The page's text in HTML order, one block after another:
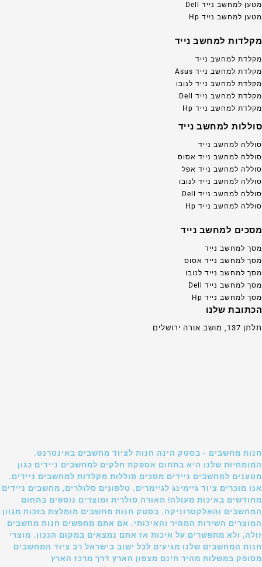
מטען למחשב נייד Dell
מטען למחשב נייד Hp
מקלדות למחשב נייד
מקלדת למחשב נייד
מקלדת למחשב נייד Asus
מקלדת למחשב נייד לנובו
מקלדת למחשב נייד Dell
מקלדת למחשב נייד Hp
סוללות למחשב נייד
סוללה למחשב נייד
סוללה למחשב נייד אסוס
סוללה למחשב נייד אפל
סוללה למחשב נייד לנובו
סוללה למחשב נייד Dell
סוללה למחשב נייד Hp
מסכים למחשב נייד
מסך למחשב נייד
מסך למחשב נייד אסוס
מסך למחשב נייד לנובו
מסך למחשב נייד Dell
מסך למחשב נייד Hp
הכתובת שלנו
תלתן 137, מושב אורה ירושלים
חנות מחשבים - בסטק הינה חנות לציוד מחשבים באינטרנט.
המומחיות שלנו היא בתחום אספקת חלקים למחשבים ניידים כגון
מטענים למחשבים ניידים מסכים סוללות מקלדות למחשבים ניידים.
אנו מוכרים ציוד גיימינג לגיימרים. טלפונים סלולרים, מחשבים ניידים
מחודשים באיכות מעולה! תאורה סולרית ומוצרים נוספים בתחום
המחשבים והאלקטרוניקה. בסטק חנות מחשבים מומלצת בזכות מגוון
המוצרים השירות המהיר והאיכותי. אם אתם מחפשים חנות מחשבים
זולה, ולא מתפשרים על איכות אז אתם נמצאים במקום הנכון. מוצרי
חנות המחשבים שלנו מגיעים לכל ישוב בישראל רב ציוד המחשבים
מסופק במשלוח מהיר חינם מצפון הארץ דרך מרכז הארץ